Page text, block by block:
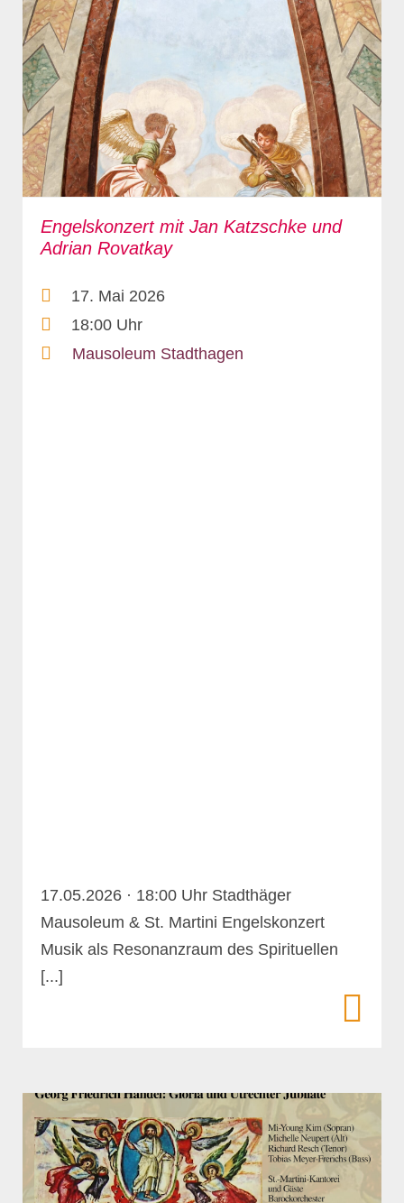
Engelskonzert mit Jan Katzschke und
Adrian Rovatkay
17. Mai 2026
18:00 Uhr
Mausoleum Stadthagen
17.05.2026 · 18:00 Uhr Stadthäger
Mausoleum & St. Martini Engelskonzert
Musik als Resonanzraum des Spirituellen
[...]